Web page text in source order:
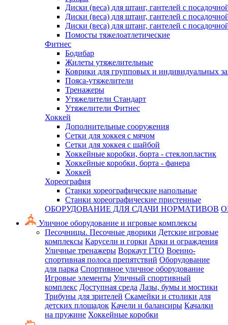
Диски (веса) для штанг, гантелей с
Диски (веса) для штанг, гантелей с
Диски (веса) для штанг, гантелей с
Помосты тяжелоатлетические
Фитнес
Бодибар
Жилеты утяжелительные
Коврики для групповых и индивидуальных
Пояса-утяжелители
Тренажеры
Утяжелители Стандарт
Утяжелители Фитнес
Хоккей
Дополнительные сооружения
Сетки для хоккея с мячом
Сетки для хоккея с шайбой
Хоккейные коробки, борта - стеклопластик
Хоккейные коробки, борта - фанера
Хоккей
Хореография
Станки хореографические напольные
Станки хореографические пристенные
ОБОРУДОВАНИЕ ДЛЯ СДАЧИ НОРМАТИВОВ
Уличное оборудование и игровые комплексы
Песочницы. Песочные дворики Детские игровые
комплексы Карусели и горки Арки и ограждения
Уличные тренажеры Воркаут ГТО Военно-
спортивная полоса препятствий Оборудование
для парка Спортивное уличное оборудование
Игровые элементы Уличный спортивный
комплекс Доступная среда Лазы, бумы и мостики
Трибуны для зрителей Скамейки и столики для
детских площадок Качели и балансиры Качалки
на пружине Хоккейные коробки